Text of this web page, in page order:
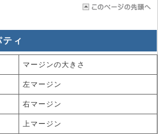
ィ
マージンの大きさ
左マージン
右マージン
上マージン